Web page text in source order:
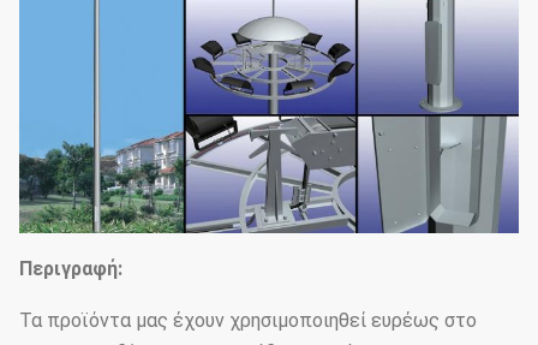
Περιγραφή:
Τα προϊόντα μας έχουν χρησιμοποιηθεί ευρέως στο